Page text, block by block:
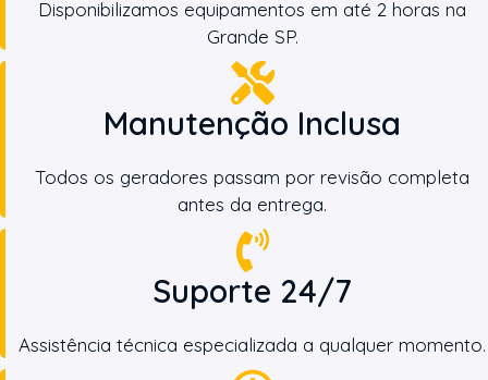
Disponibilizamos equipamentos em até 2 horas na
Grande SP.
Manutenção Inclusa
Todos os geradores passam por revisão completa
antes da entrega.
Suporte 24/7
Assistência técnica especializada a qualquer momento.